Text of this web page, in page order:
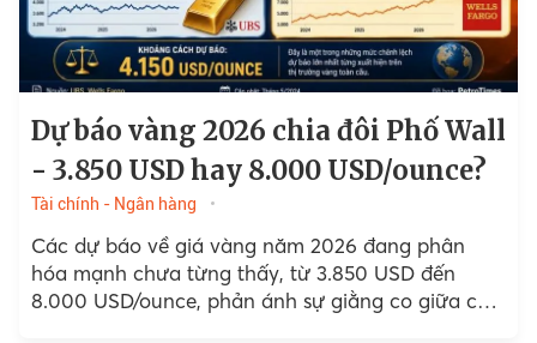
Dự báo vàng 2026 chia đôi Phố Wall
- 3.850 USD hay 8.000 USD/ounce?
Tài chính - Ngân hàng
Các dự báo về giá vàng năm 2026 đang phân
hóa mạnh chưa từng thấy, từ 3.850 USD đến
8.000 USD/ounce, phản ánh sự giằng co giữa các